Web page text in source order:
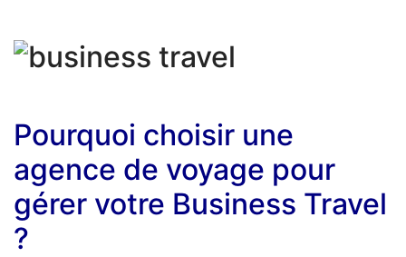
Pourquoi choisir une
agence de voyage pour
gérer votre Business Travel
?